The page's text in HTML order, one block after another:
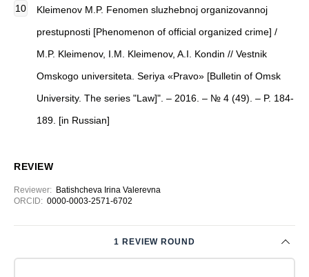
Kleimenov M.P. Fenomen sluzhebnoj organizovannoj
prestupnosti [Phenomenon of official organized crime] /
M.P. Kleimenov, I.M. Kleimenov, A.I. Kondin // Vestnik
Omskogo universiteta. Seriya «Pravo» [Bulletin of Omsk
University. The series "Law]". – 2016. – № 4 (49). – P. 184-
189. [in Russian]
REVIEW
Reviewer: Batishcheva Irina Valerevna
ORCID: 0000-0003-2571-6702
1 REVIEW ROUND